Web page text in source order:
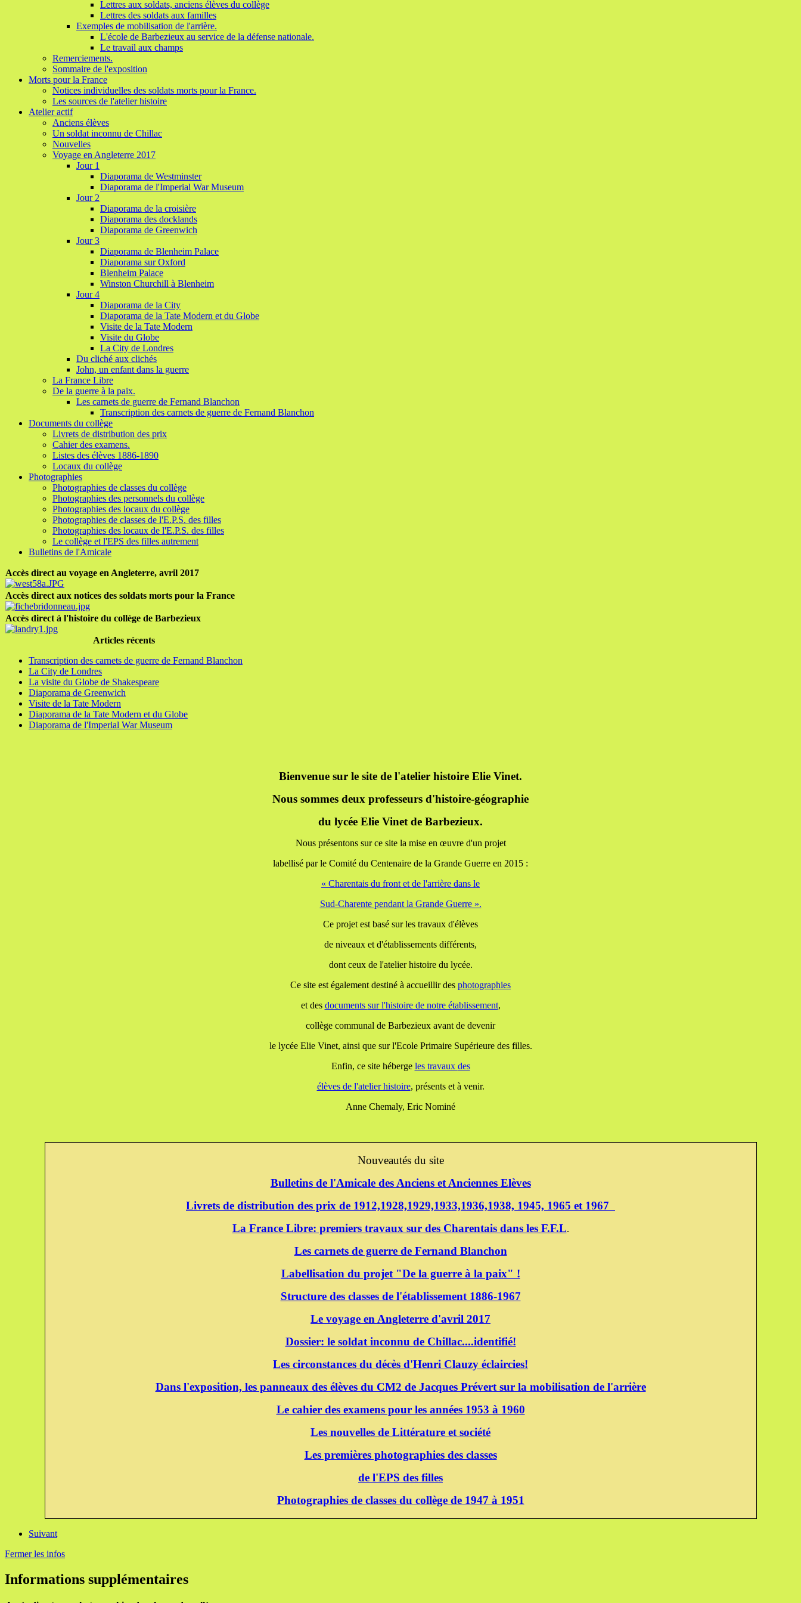
Lettres aux soldats, anciens élèves du collège
Lettres des soldats aux familles
Exemples de mobilisation de l'arrière.
L'école de Barbezieux au service de la défense nationale.
Le travail aux champs
Remerciements.
Sommaire de l'exposition
Morts pour la France
Notices individuelles des soldats morts pour la France.
Les sources de l'atelier histoire
Atelier actif
Anciens élèves
Un soldat inconnu de Chillac
Nouvelles
Voyage en Angleterre 2017
Jour 1
Diaporama de Westminster
Diaporama de l'Imperial War Museum
Jour 2
Diaporama de la croisière
Diaporama des docklands
Diaporama de Greenwich
Jour 3
Diaporama de Blenheim Palace
Diaporama sur Oxford
Blenheim Palace
Winston Churchill à Blenheim
Jour 4
Diaporama de la City
Diaporama de la Tate Modern et du Globe
Visite de la Tate Modern
Visite du Globe
La City de Londres
Du cliché aux clichés
John, un enfant dans la guerre
La France Libre
De la guerre à la paix.
Les carnets de guerre de Fernand Blanchon
Transcription des carnets de guerre de Fernand Blanchon
Documents du collège
Livrets de distribution des prix
Cahier des examens.
Listes des élèves 1886-1890
Locaux du collège
Photographies
Photographies de classes du collège
Photographies des personnels du collège
Photographies des locaux du collège
Photographies de classes de l'E.P.S. des filles
Photographies des locaux de l'E.P.S. des filles
Le collège et l'EPS des filles autrement
Bulletins de l'Amicale
Accès direct au voyage en Angleterre, avril 2017
Accès direct aux notices des soldats morts pour la France
Accès direct à l'histoire du collège de Barbezieux
Articles récents
Transcription des carnets de guerre de Fernand Blanchon
La City de Londres
La visite du Globe de Shakespeare
Diaporama de Greenwich
Visite de la Tate Modern
Diaporama de la Tate Modern et du Globe
Diaporama de l'Imperial War Museum
Bienvenue sur le site de l'atelier histoire Elie Vinet.
Nous sommes deux professeurs d'histoire-géographie
du lycée Elie Vinet de Barbezieux.
Nous présentons sur ce site la mise en œuvre d'un projet
labellisé par le Comité du Centenaire de la Grande Guerre en 2015 :
« Charentais du front et de l'arrière dans le
Sud-Charente pendant la Grande Guerre ».
Ce projet est basé sur les travaux d'élèves
de niveaux et d'établissements différents,
dont ceux de l'atelier histoire du lycée.
Ce site est également destiné à accueillir des photographies
et des documents sur l'histoire de notre établissement,
collège communal de Barbezieux avant de devenir
le lycée Elie Vinet, ainsi que sur l'Ecole Primaire Supérieure des filles.
Enfin, ce site héberge les travaux des
élèves de l'atelier histoire, présents et à venir.
Anne Chemaly, Eric Nominé
Nouveautés du site
Bulletins de l'Amicale des Anciens et Anciennes Elèves
Livrets de distribution des prix de 1912,1928,1929,1933,1936,1938, 1945, 1965 et 1967
La France Libre: premiers travaux sur des Charentais dans les F.F.L.
Les carnets de guerre de Fernand Blanchon
Labellisation du projet "De la guerre à la paix" !
Structure des classes de l'établissement 1886-1967
Le voyage en Angleterre d'avril 2017
Dossier: le soldat inconnu de Chillac....identifié!
Les circonstances du décès d'Henri Clauzy éclaircies!
Dans l'exposition, les panneaux des élèves du CM2 de Jacques Prévert sur la mobilisation de l'arrière
Le cahier des examens pour les années 1953 à 1960
Les nouvelles de Littérature et société
Les premières photographies des classes
de l'EPS des filles
Photographies de classes du collège de 1947 à 1951
Suivant
Fermer les infos
Informations supplémentaires